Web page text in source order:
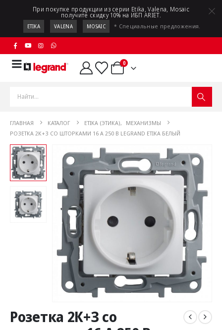
При покупке продукции из серии Etika, Valena, Mosaic
получите скидку 10% на ИБП ARIET.
ETIKA VALENA MOSAIC * Специальные предложения.
0
ГЛАВНАЯ КАТАЛОГ ETIKA (ЭТИКА),
МЕХАНИЗМЫ
РОЗЕТКА 2К+З СО ШТОРКАМИ 16 А 250 В LEGRAND ETIKA БЕЛЫЙ
Розетка 2К+З со